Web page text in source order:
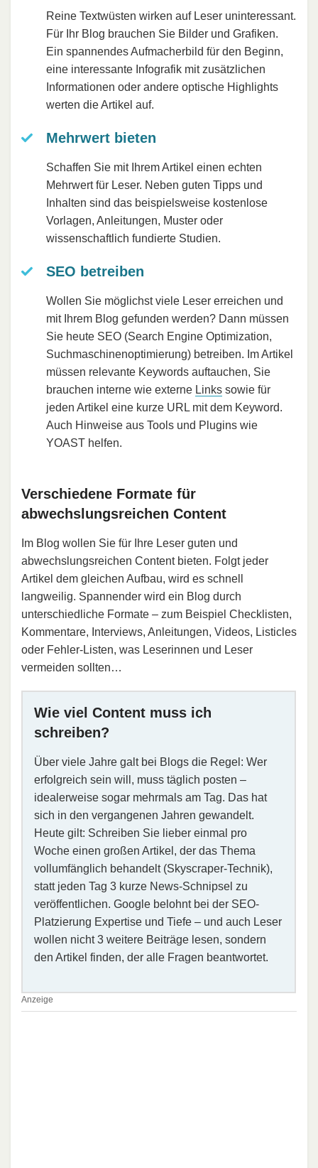
Reine Textwüsten wirken auf Leser uninteressant.
Für Ihr Blog brauchen Sie Bilder und Grafiken.
Ein spannendes Aufmacherbild für den Beginn,
eine interessante Infografik mit zusätzlichen
Informationen oder andere optische Highlights
werten die Artikel auf.
Mehrwert bieten
Schaffen Sie mit Ihrem Artikel einen echten
Mehrwert für Leser. Neben guten Tipps und
Inhalten sind das beispielsweise kostenlose
Vorlagen, Anleitungen, Muster oder
wissenschaftlich fundierte Studien.
SEO betreiben
Wollen Sie möglichst viele Leser erreichen und
mit Ihrem Blog gefunden werden? Dann müssen
Sie heute SEO (Search Engine Optimization,
Suchmaschinenoptimierung) betreiben. Im Artikel
müssen relevante Keywords auftauchen, Sie
brauchen interne wie externe Links sowie für
jeden Artikel eine kurze URL mit dem Keyword.
Auch Hinweise aus Tools und Plugins wie
YOAST helfen.
Verschiedene Formate für
abwechslungsreichen Content
Im Blog wollen Sie für Ihre Leser guten und
abwechslungsreichen Content bieten. Folgt jeder
Artikel dem gleichen Aufbau, wird es schnell
langweilig. Spannender wird ein Blog durch
unterschiedliche Formate – zum Beispiel Checklisten,
Kommentare, Interviews, Anleitungen, Videos, Listicles
oder Fehler-Listen, was Leserinnen und Leser
vermeiden sollten…
Wie viel Content muss ich
schreiben?
Über viele Jahre galt bei Blogs die Regel: Wer
erfolgreich sein will, muss täglich posten –
idealerweise sogar mehrmals am Tag. Das hat
sich in den vergangenen Jahren gewandelt.
Heute gilt: Schreiben Sie lieber einmal pro
Woche einen großen Artikel, der das Thema
vollumfänglich behandelt (Skyscraper-Technik),
statt jeden Tag 3 kurze News-Schnipsel zu
veröffentlichen. Google belohnt bei der SEO-
Platzierung Expertise und Tiefe – und auch Leser
wollen nicht 3 weitere Beiträge lesen, sondern
den Artikel finden, der alle Fragen beantwortet.
Anzeige